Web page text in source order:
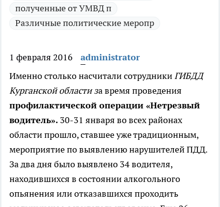
полученные от УМВД п
Различные политические меропр
1 февраля 2016
administrator
Именно столько насчитали сотрудникиГИБДД
Курганской области за время проведения
профилактической операции «Нетрезвый
водитель». 30-31 января во всех районах
области прошло, ставшее уже традиционным,
мероприятие по выявлению нарушителей ПДД.
За два дня было выявлено 34 водителя,
находившихся в состоянии алкогольного
опьянения или отказавшихся проходить